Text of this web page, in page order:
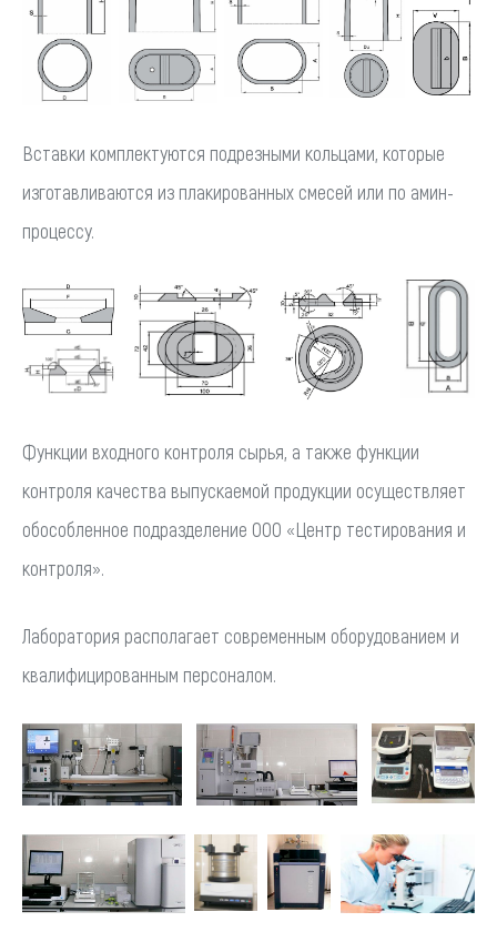
Вставки комплектуются подрезными кольцами, которые
изготавливаются из плакированных смесей или по амин-
процессу.
Функции входного контроля сырья, а также функции
контроля качества выпускаемой продукции осуществляет
обособленное подразделение ООО «Центр тестирования и
контроля».
Лаборатория располагает современным оборудованием и
квалифицированным персоналом.